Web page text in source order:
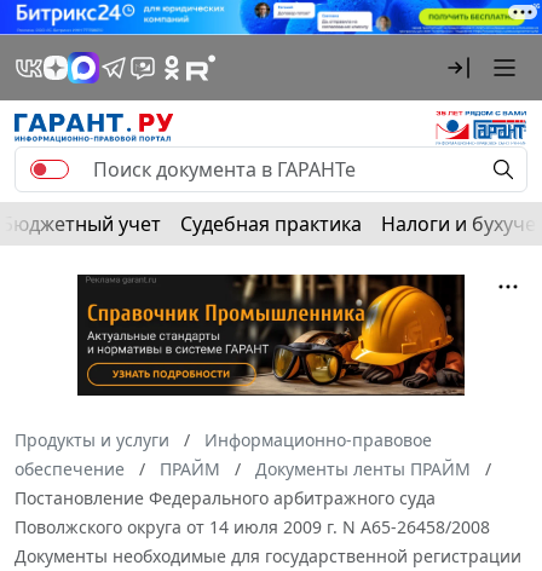
Бюджетный учет Судебная практика Налоги и
Продукты и услуги
Информационно-правовое
обеспечение
ПРАЙМ
Документы ленты ПРАЙМ
Постановление Федерального арбитражного суда
Поволжского округа от 14 июля 2009 г. N А65-26458/2008
Документы необходимые для государственной регистрации